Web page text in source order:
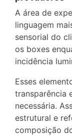
A área de
linguagem
sensorial do
os boxes
incidência
Esses
transparência
necessária.
estrutural e
composição